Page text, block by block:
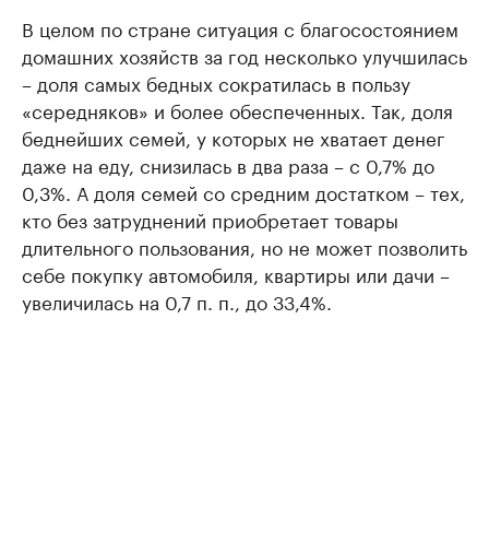
В целом по стране ситуация с благосостоянием
домашних хозяйств за год несколько улучшилась
– доля самых бедных сократилась в пользу
«середняков» и более обеспеченных. Так, доля
беднейших семей, у которых не хватает денег
даже на еду, снизилась в два раза – с 0,7% до
0,3%. А доля семей со средним достатком – тех,
кто без затруднений приобретает товары
длительного пользования, но не может позволить
себе покупку автомобиля, квартиры или дачи –
увеличилась на 0,7 п. п., до 33,4%.